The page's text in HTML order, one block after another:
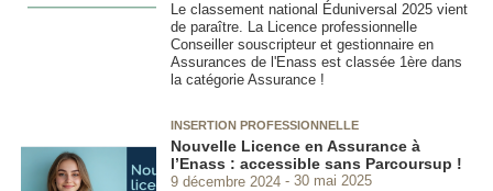
Le classement national Éduniversal 2025 vient
de paraître. La Licence professionnelle
Conseiller souscripteur et gestionnaire en
Assurances de l'Enass est classée 1ère dans
la catégorie Assurance !
INSERTION PROFESSIONNELLE
Nouvelle Licence en Assurance à
l’Enass : accessible sans Parcoursup !
9 décembre 2024
30 mai 2025